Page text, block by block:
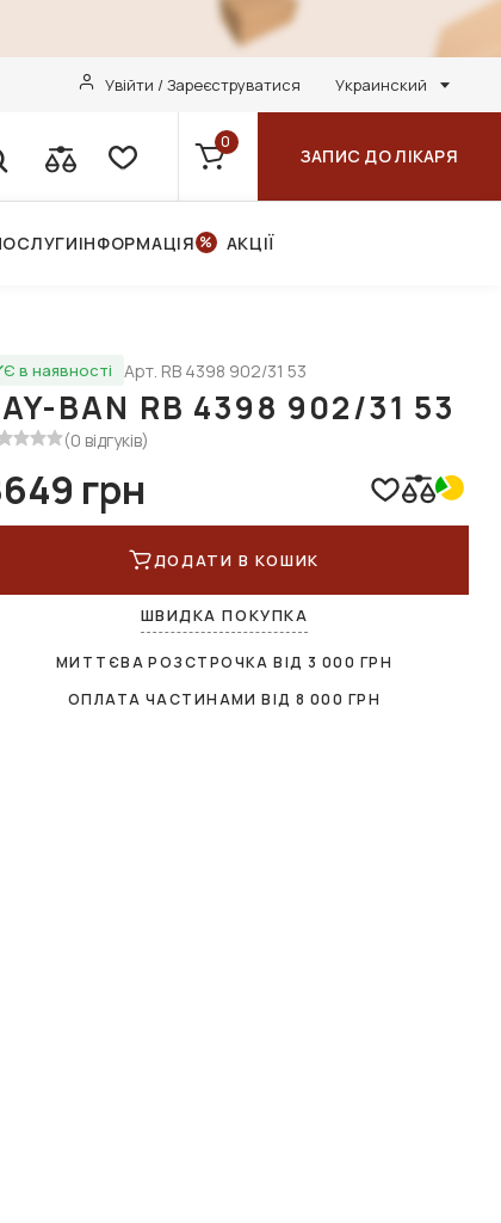
Увійти / Зареєструватися Украинский
0
ЗАПИС ДО ЛІКАРЯ
ІНФОРМАЦІЯ АКЦІЇ
Є в наявності Арт. RB 4398 902/31 53
BAN RB 4398 902/31 53
(0 відгуків)
грн
ДОДАТИ В КОШИК
ШВИДКА ПОКУПКА
МИТТЄВА РОЗСТРОЧКА ВІД 3 000 ГРН
ОПЛАТА ЧАСТИНАМИ ВІД8 000 ГРН